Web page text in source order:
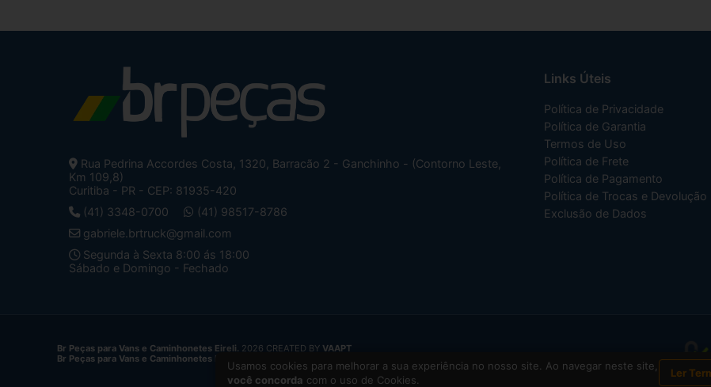
Rua Pedrina Accordes Costa, 1320, Barracão 2 - Ganchinho - (Contorno Leste,
Km 109,8)
Curitiba - PR - CEP: 81935-420
(41) 3348-0700
(41) 98517-8786
gabriele.brtruck@gmail.com
Segunda à Sexta 8:00 ás 18:00
Sábado e Domingo - Fechado
Links Úteis
Política de Privacidade
Política de Garantia
Termos de Uso
Política de Frete
Política de Pagamento
Política de Trocas e Devolução
Exclusão de Dados
Br Peças para Vans e Caminhonetes Eireli. 2026 CREATED BY VAAPT
Br Peças para Vans e Caminhonetes Eireli.
Usamos cookies para melhorar a sua experiência no nosso site. Ao navegar neste site,
você concorda com o uso de Cookies.
Ler